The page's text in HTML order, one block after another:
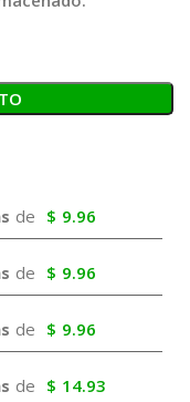
de $ 9.96
de $ 9.96
de $ 9.96
de $ 14.93